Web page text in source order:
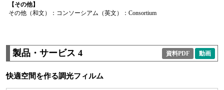
【その他】
その他（和文）：コンソーシアム（英文）：Consortium
製品・サービス 4 動画
資料PDF
快適空間を作る調光フィルム